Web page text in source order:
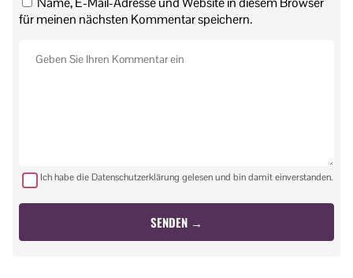
für meinen nächsten Kommentar speichern.
Ich habe die Datenschutzerklärung gelesen und bin damit einverstanden.